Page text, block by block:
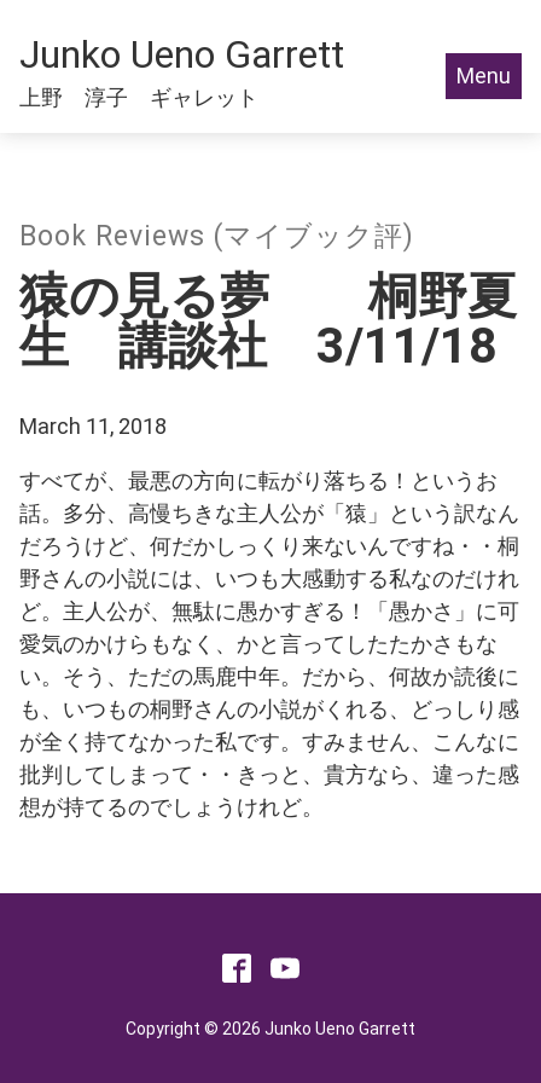
Junko Ueno Garrett
上野 淳子 ギャレット
Menu
Book Reviews (マイブック評)
猿の見る夢 桐野夏
生 講談社 3/11/18
March 11, 2018
すべてが、最悪の方向に転がり落ちる！というお
話。多分、高慢ちきな主人公が「猿」という訳なん
だろうけど、何だかしっくり来ないんですね・・桐
野さんの小説には、いつも大感動する私なのだけれ
ど。主人公が、無駄に愚かすぎる！「愚かさ」に可
愛気のかけらもなく、かと言ってしたたかさもな
い。そう、ただの馬鹿中年。だから、何故か読後に
も、いつもの桐野さんの小説がくれる、どっしり感
が全く持てなかった私です。すみません、こんなに
批判してしまって・・きっと、貴方なら、違った感
想が持てるのでしょうけれど。
Copyright © 2026 Junko Ueno Garrett